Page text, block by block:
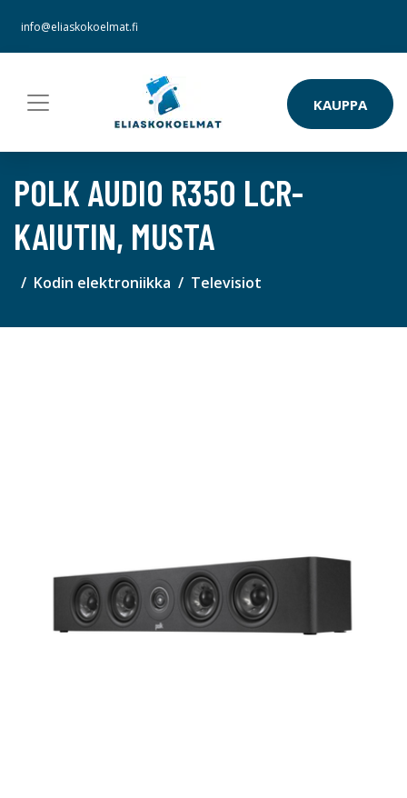
info@eliaskokoelmat.fi
KAUPPA
POLK AUDIO R350 LCR-
KAIUTIN, MUSTA
Kodin elektroniikka Televisiot